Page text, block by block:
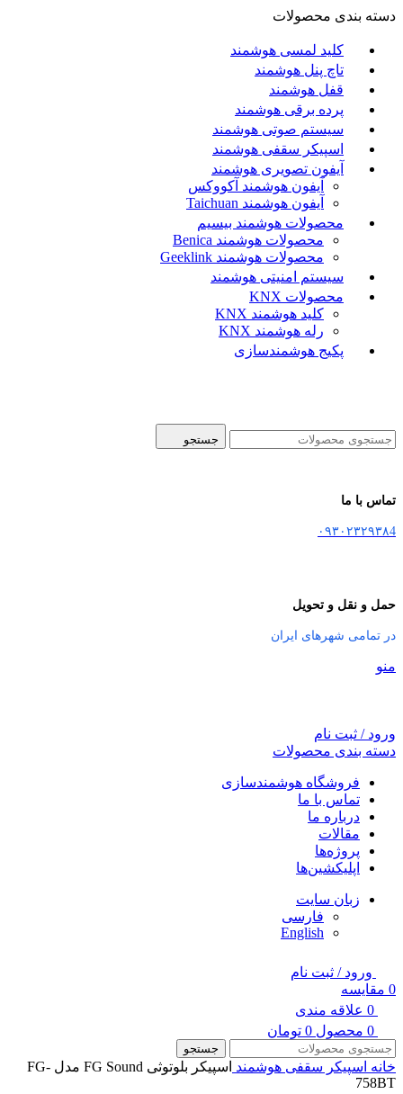
دسته بندی محصولات
کلید لمسی هوشمند
تاچ پنل هوشمند
قفل هوشمند
پرده برقی هوشمند
سیستم صوتی هوشمند
اسپیکر سقفی هوشمند
آیفون تصویری هوشمند
آيفون هوشمند آکووکس
آیفون هوشمند Taichuan
محصولات هوشمند بیسیم
محصولات هوشمند Benica
محصولات هوشمند Geeklink
سیستم امنیتی هوشمند
محصولات KNX
کلید هوشمند KNX
رله هوشمند KNX
پکیج هوشمندسازی
جستجو
تماس با ما
۰۹۳۰۲۳۲۹۳۸4
حمل و نقل و تحویل
در تمامی شهرهای ایران
منو
ورود / ثبت نام
دسته بندی محصولات
فروشگاه هوشمندسازی
تماس با ما
درباره ما
مقالات
پروژه‌ها
اپلیکشین‌ها
زبان سایت
فارسی
English
ورود / ثبت نام
0 مقایسه
0 علاقه مندی
0 محصول 0 تومان
جستجو
خانه اسپیکر سقفی هوشمند
اسپیکر بلوتوثی FG Sound مدل FG-
758BT